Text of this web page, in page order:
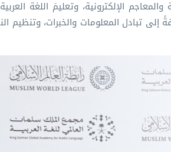
الإلكترونية، وتعليمَ اللغة
إلى تبادل المعلومات والخبرات، وتنظيم